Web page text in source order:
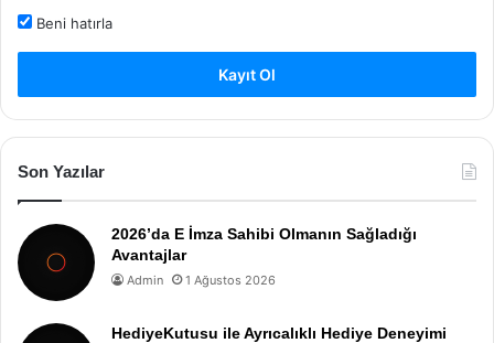
Beni hatırla
Kayıt Ol
Son Yazılar
2026’da E İmza Sahibi Olmanın Sağladığı
Avantajlar
Admin 1 Ağustos 2026
HediyeKutusu ile Ayrıcalıklı Hediye Deneyimi